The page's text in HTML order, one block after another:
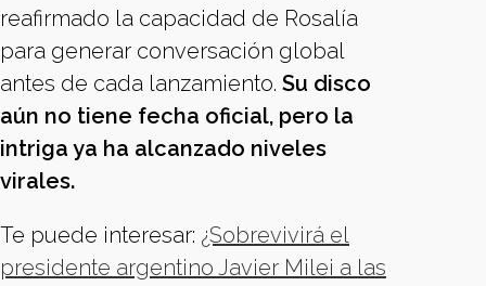
reafirmado la capacidad de Rosalía
para generar conversación global
antes de cada lanzamiento. Su disco
aún no tiene fecha oficial, pero la
intriga ya ha alcanzado niveles
virales.
Te puede interesar: ¿Sobrevivirá el
presidente argentino Javier Milei a las